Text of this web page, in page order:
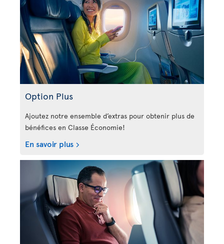
Option Plus
Ajoutez notre ensemble d’extras pour obtenir plus de
bénéfices en Classe Économie!
En savoir plus